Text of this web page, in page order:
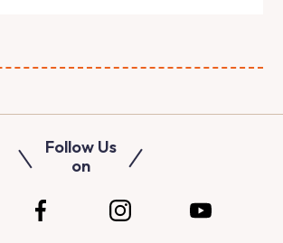
Follow Us
on